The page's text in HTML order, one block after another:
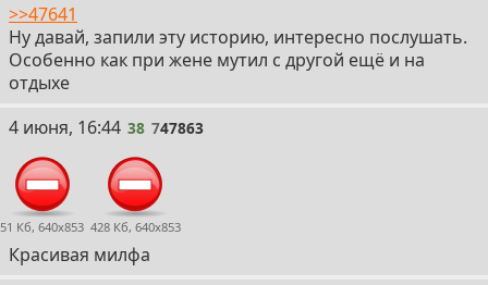
>>47641
Ну давай, запили эту историю, интересно послушать.
Особенно как при жене мутил с другой ещё и на
отдыхе
38
4 июня, 16:44 38 747863
51 Кб, 640x853 428 Кб, 640x853
Красивая милфа